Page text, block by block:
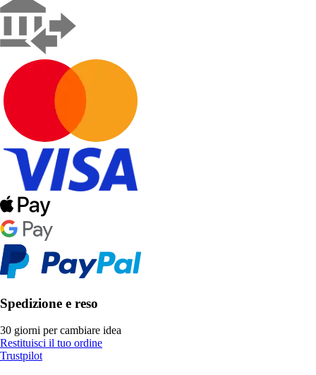
Spedizione e reso
30 giorni per cambiare idea
Restituisci il tuo ordine
Trustpilot